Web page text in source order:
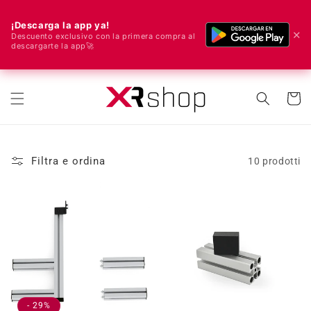
¡Descarga la app ya!
Descuento exclusivo con la primera compra al
descargarte la app🚀
✕
🌍 Spediamo in tutto il mondo! 🚀📦
Filtra e ordina 10 prodotti
- 29%